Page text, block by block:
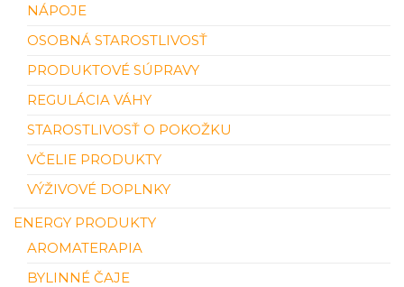
NÁPOJE
OSOBNÁ STAROSTLIVOSŤ
PRODUKTOVÉ SÚPRAVY
REGULÁCIA VÁHY
STAROSTLIVOSŤ O POKOŽKU
VČELIE PRODUKTY
VÝŽIVOVÉ DOPLNKY
ENERGY PRODUKTY
AROMATERAPIA
BYLINNÉ ČAJE